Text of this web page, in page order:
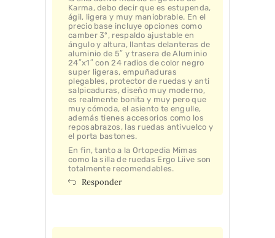
Karma, debo decir que es estupenda,
ágil, ligera y muy maniobrable. En el
precio base incluye opciones como
camber 3º, respaldo ajustable en
ángulo y altura, llantas delanteras de
aluminio de 5″ y trasera de Aluminio
24″x1″ con 24 radios de color negro
super ligeras, empuñaduras
plegables, protector de ruedas y anti
salpicaduras, diseño muy moderno,
es realmente bonita y muy pero que
muy cómoda, el asiento te engulle,
además tienes accesorios como los
reposabrazos, las ruedas antivuelco y
el porta bastones.
En fin, tanto a la Ortopedia Mimas
como la silla de ruedas Ergo Liive son
totalmente recomendables.
Responder